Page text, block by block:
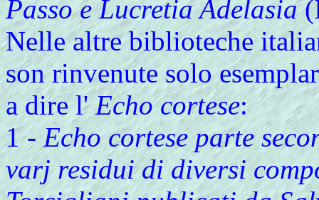
Passo e Lucretia Adelasia
Nelle altre biblioteche
son rinvenute solo
a dire l'Echo cortese:
1 -Echo cortese parte
varj residui di diversi